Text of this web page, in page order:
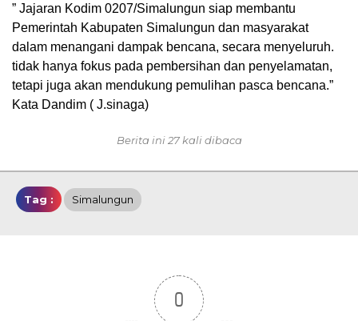
” Jajaran Kodim 0207/Simalungun siap membantu
Pemerintah Kabupaten Simalungun dan masyarakat
dalam menangani dampak bencana, secara menyeluruh.
tidak hanya fokus pada pembersihan dan penyelamatan,
tetapi juga akan mendukung pemulihan pasca bencana.”
Kata Dandim ( J.sinaga)
Berita ini 27 kali dibaca
Tag : Simalungun
0